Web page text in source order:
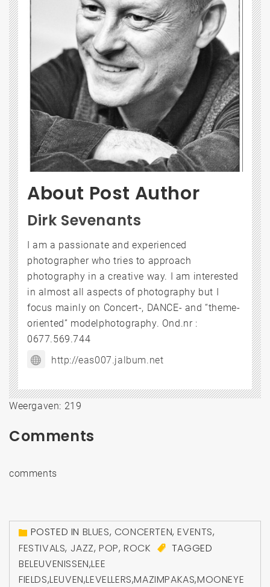
About Post Author
Dirk Sevenants
I am a passionate and experienced
photographer who tries to approach
photography in a creative way. I am interested
in almost all aspects of photography but I
focus mainly on Concert-, DANCE- and “theme-
oriented” modelphotography. Ond.nr :
0677.569.744
http://eas007.jalbum.net
Weergaven: 219
Comments
comments
POSTED IN BLUES, CONCERTEN,EVENTS,
FESTIVALS, JAZZ,POP,ROCK
TAGGED
BELEUVENISSEN,LEE
FIELDS,LEUVEN,LEVELLERS,MAZIMPAKAS,MOONEYE